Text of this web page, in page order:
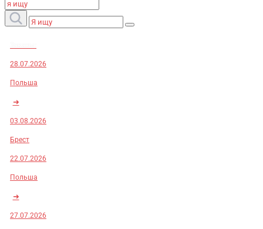
28.07.2026
Польша
➜
03.08.2026
Брест
22.07.2026
Польша
➜
27.07.2026